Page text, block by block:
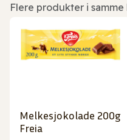
Flere produkter i
Melkesjokolade 200g
Freia